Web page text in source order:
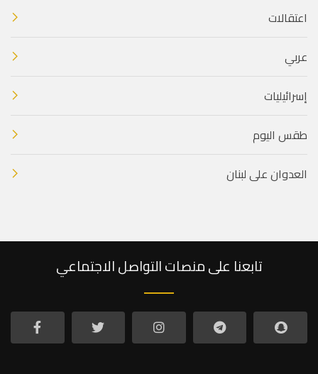
اعتقالات
عربي
إسرائيليات
طقس اليوم
العدوان على لبنان
تابعنا على منصات التواصل الاجتماعي